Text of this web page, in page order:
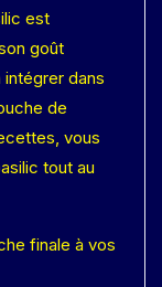
est
goût
dans
de
vous
tout au
finale à vos